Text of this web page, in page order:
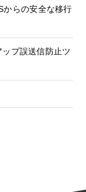
らの安全な移行
ップ誤送信防止ツ